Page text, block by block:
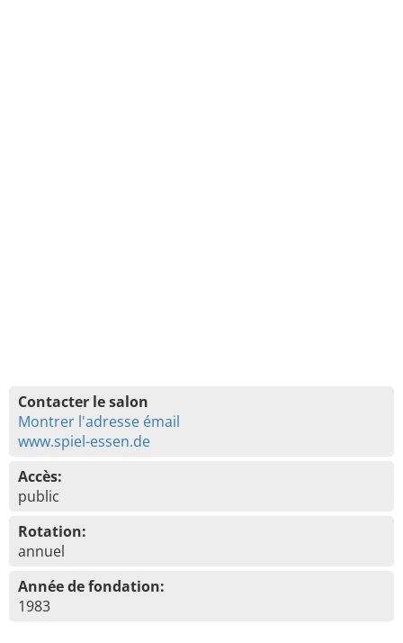
Contacter le salon
Montrer l'adresse émail
www.spiel-essen.de
Accès:
public
Rotation:
annuel
Année de fondation:
1983